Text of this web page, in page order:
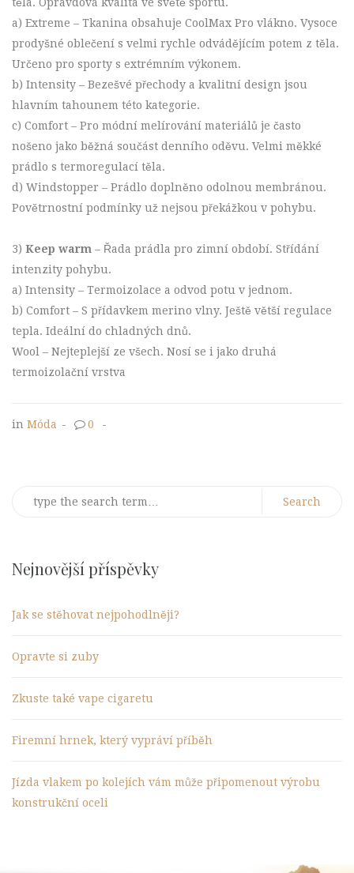
a) Extreme – Tkanina obsahuje CoolMax Pro vlákno. Vysoce
prodyšné oblečení s velmi rychle odvádějícím potem z těla.
Určeno pro sporty s extrémním výkonem.
b) Intensity – Bezešvé přechody a kvalitní design jsou
hlavním tahounem této kategorie.
c) Comfort – Pro módní melírování materiálů je často
nošeno jako běžná součást denního oděvu. Velmi měkké
prádlo s termoregulací těla.
d) Windstopper – Prádlo doplněno odolnou membránou.
Povětrnostní podmínky už nejsou překážkou v pohybu.
3) Keep warm – Řada prádla pro zimní období. Střídání
intenzity pohybu.
a) Intensity – Termoizolace a odvod potu v jednom.
b) Comfort – S přídavkem merino vlny. Ještě větší regulace
tepla. Ideální do chladných dnů.
Wool – Nejteplejší ze všech. Nosí se i jako druhá
termoizolační vrstva
in Móda - 0 -
Search
Nejnovější příspěvky
Jak se stěhovat nejpohodlněji?
Opravte si zuby
Zkuste také vape cigaretu
Firemní hrnek, který vypráví příběh
Jízda vlakem po kolejích vám může připomenout výrobu
konstrukční oceli